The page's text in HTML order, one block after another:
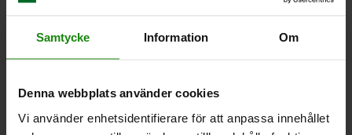
Samtycke Information Om
Denna webbplats använder cookies
Vi använder enhetsidentifierare för att anpassa innehållet
27,47 kr
exkl. moms